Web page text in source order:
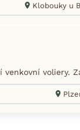
Klobouky u
voliery.